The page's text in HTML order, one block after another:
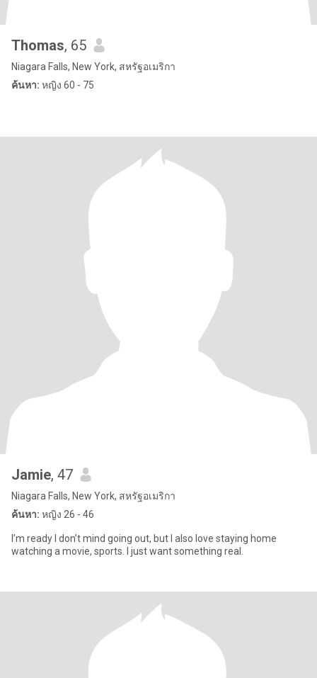
Thomas, 65
Niagara Falls, New York, สหรัฐอเมริกา
ค้นหา: หญิง 60 - 75
Jamie, 47
Niagara Falls, New York, สหรัฐอเมริกา
ค้นหา: หญิง 26 - 46
I’m ready I don’t mind going out, but I also love staying home
watching a movie, sports. I just want something real.